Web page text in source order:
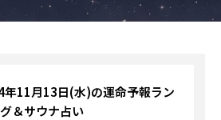
年11月13日(水)の運命予報ラン
＆サウナ占い